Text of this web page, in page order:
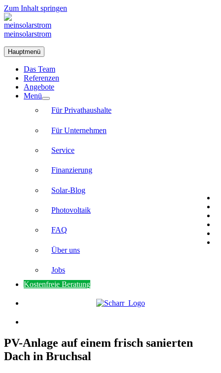
Zum Inhalt springen
meinsolarstrom
Hauptmenü
Das Team
Referenzen
Angebote
Menü
Für Privathaushalte
Für Unternehmen
Service
Finanzierung
Solar-Blog
Photovoltaik
FAQ
Über uns
Jobs
Kostenfreie Beratung
PV-Anlage auf einem frisch sanierten
Dach in Bruchsal